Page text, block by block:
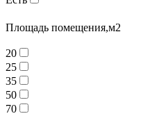
Площадь помещения,м2
20
25
35
50
70